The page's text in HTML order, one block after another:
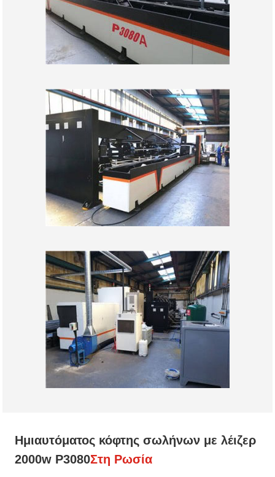
Ημιαυτόματος κόφτης σωλήνων με λέιζερ
2000w P3080Στη Ρωσία